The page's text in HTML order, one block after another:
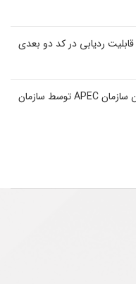
ردیابی در کد دو بعدی
تسهیل اجرای طرح آزمایشی زنجیره تأمین سازمان APEC توسط سازمان